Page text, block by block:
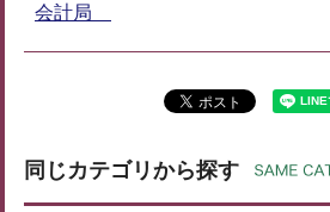
会計局
同じカテゴリから探す